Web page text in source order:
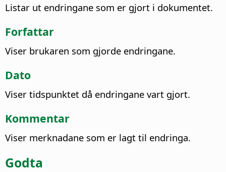
Listar ut endringane som er gjort i dokumentet.
Forfattar
Viser brukaren som gjorde endringane.
Dato
Viser tidspunktet då endringane vart gjort.
Kommentar
Viser merknadane som er lagt til endringa.
Godta